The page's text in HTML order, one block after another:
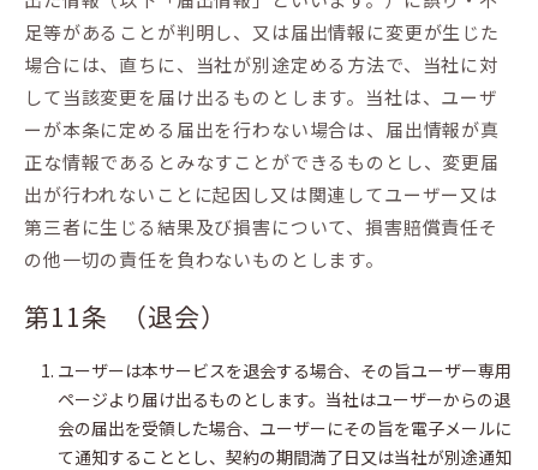
足等があることが判明し、又は届出情報に変更が生じた
場合には、直ちに、当社が別途定める方法で、当社に対
して当該変更を届け出るものとします。当社は、ユーザ
ーが本条に定める届出を行わない場合は、届出情報が真
正な情報であるとみなすことができるものとし、変更届
出が行われないことに起因し又は関連してユーザー又は
第三者に生じる結果及び損害について、損害賠償責任そ
の他一切の責任を負わないものとします。
第11条 （退会）
ユーザーは本サービスを退会する場合、その旨ユーザー専用
ページより届け出るものとします。当社はユーザーからの退
会の届出を受領した場合、ユーザーにその旨を電子メールに
て通知することとし、契約の期間満了日又は当社が別途通知